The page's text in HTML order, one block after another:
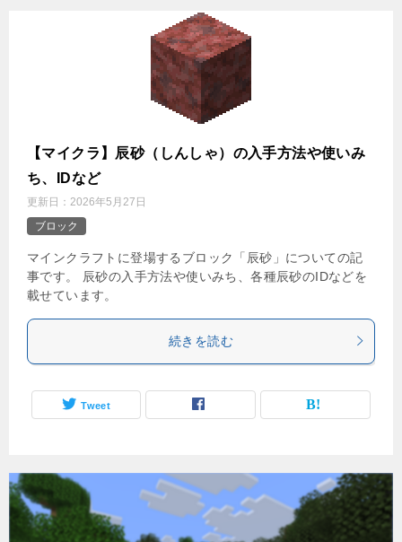
【マイクラ】辰砂（しんしゃ）の入手方法や使いみ
ち、IDなど
更新日： 2026年5月27日
ブロック
マインクラフトに登場するブロック「辰砂」についての記
事です。 辰砂の入手方法や使いみち、各種辰砂のIDなどを
載せています。
続きを読む
Tweet